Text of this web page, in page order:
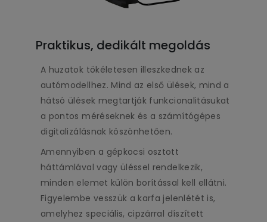
Praktikus, dedikált megoldás
A huzatok tökéletesen illeszkednek az
autómodellhez. Mind az első ülések, mind a
hátsó ülések megtartják funkcionalitásukat
a pontos méréseknek és a számítógépes
digitalizálásnak köszönhetően.
Amennyiben a gépkocsi osztott
háttámlával vagy üléssel rendelkezik,
minden elemet külön borítással kell ellátni.
Figyelembe vesszük a karfa jelenlétét is,
amelyhez speciális, cipzárral díszített